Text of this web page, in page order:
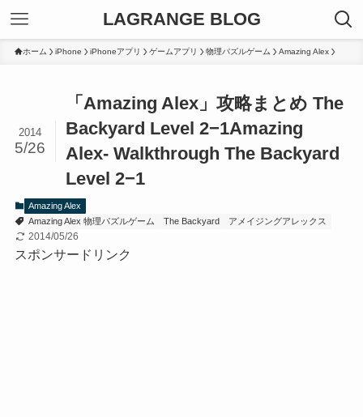
LAGRANGE BLOG
ホーム iPhone iPhoneアプリ ゲームアプリ 物理パズルゲーム Amazing Alex
「Amazing Alex」攻略まとめ The
Backyard Level 2−1Amazing
Alex- Walkthrough The Backyard
Level 2−1
2014
5/26
Amazing Alex
Amazing Alex 物理パズルゲーム
The Backyard アメイジングアレックス
2014/05/26
スポンサードリンク